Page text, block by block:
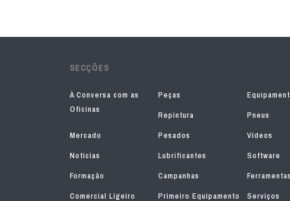
SECÇÕES
À Conversa com as
Oficinas
Peças
Repintura
Pneus
Mercado
Pesados
Vídeos
Notícias
Lubrificantes
Software
Formação
Campanhas
Ferramentas
Comercial Ligeiro
Primeiro Equipamento Serviços